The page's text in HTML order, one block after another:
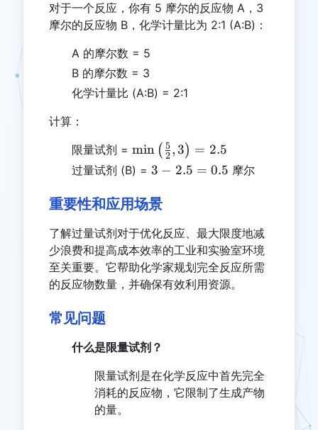
对于一个反应，你有 5 摩尔的反应物 A，3
摩尔的反应物 B，化学计量比为 2:1 (A:B)：
A 的摩尔数 = 5
B 的摩尔数 = 3
化学计量比 (A:B) = 2:1
计算：
限量试剂 = \min\left(\frac{5}
{2}, 3\right) =
2.5
min ( 2
5 ,3) = 2.5
过量试剂 (B) = 3 -
=
3 − 2.5 = 0.5 摩尔
重要性和应用场景
了解过量试剂对于优化反应、最大限度地减
少浪费和提高成本效率的工业和实验室环境
至关重要。它帮助化学家规划完全反应所需
的反应物数量，并确保有效利用资源。
常见问题
什么是限量试剂？
限量试剂是在化学反应中首先完全
消耗的反应物，它限制了生成产物
的量。